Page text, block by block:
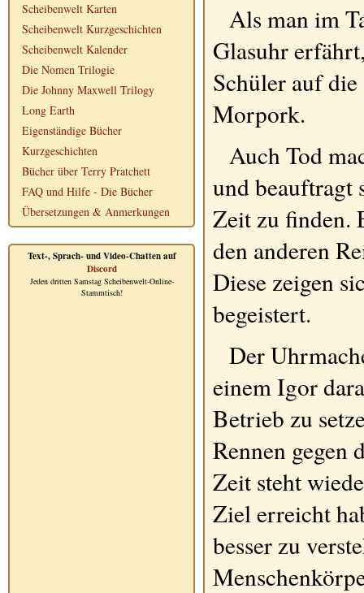
Scheibenwelt Karten
Scheibenwelt Kurzgeschichten
Scheibenwelt Kalender
Die Nomen Trilogie
Die Johnny Maxwell Trilogy
Long Earth
Eigenständige Bücher
Kurzgeschichten
Bücher über Terry Pratchett
FAQ und Hilfe - Die Bücher
Übersetzungen & Anmerkungen
Text-, Sprach- und Video-Chatten auf
Discord
Jeden dritten Samstag Scheibenwelt-Online-
Stammtisch!
Als man im
Glasuhr
Schüler auf
Morpork.
Auch Tod
und beauftragt
Zeit zu finden.
den anderen
Diese zeigen
begeistert.
Der
einem Igor
Betrieb zu
Rennen gegen
Zeit steht
Ziel erreicht
besser zu